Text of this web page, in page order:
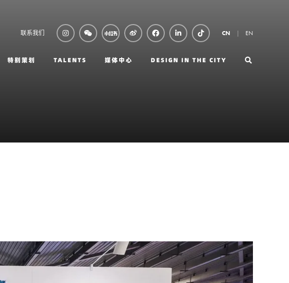
联系我们 CN EN
特别策划 TALENTS 媒体中心 DESIGN IN THE CITY